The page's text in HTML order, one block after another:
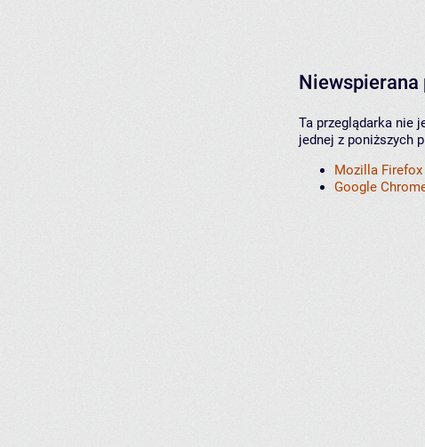
Niewspierana
Ta przeglądarka nie
jednej z poniższych
Mozilla Firefox
Google